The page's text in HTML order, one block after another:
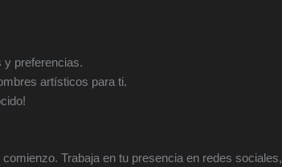
y preferencias.
artísticos para ti.
Trabaja en tu presencia en redes sociales,